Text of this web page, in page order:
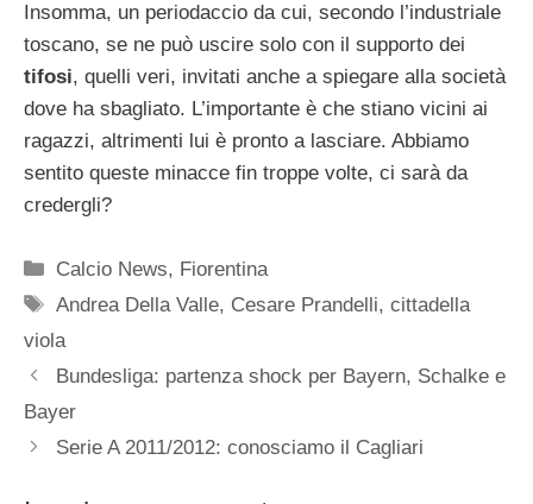
Insomma, un periodaccio da cui, secondo l’industriale
toscano, se ne può uscire solo con il supporto dei
tifosi, quelli veri, invitati anche a spiegare alla società
dove ha sbagliato. L’importante è che stiano vicini ai
ragazzi, altrimenti lui è pronto a lasciare. Abbiamo
sentito queste minacce fin troppe volte, ci sarà da
credergli?
Categorie
Calcio News, Fiorentina
Tag
Andrea Della Valle, Cesare Prandelli,cittadella
viola
Bundesliga: partenza shock per Bayern, Schalke e
Bayer
Serie A 2011/2012: conosciamo il Cagliari